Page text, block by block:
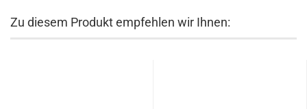
Zu diesem Produkt empfehlen wir Ihnen: